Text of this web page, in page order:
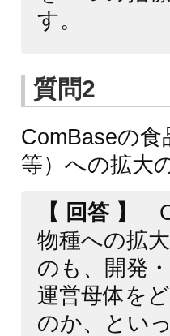
す。
質問2
ComBaseの
等）への拡大
【 回答 】
物種への拡
のも、開発
運営母体を
のか、とい